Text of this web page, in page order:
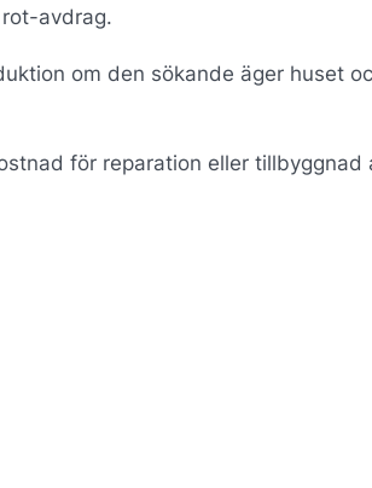
avdrag.
om den sökande äger huset
för reparation eller tillbyggnad